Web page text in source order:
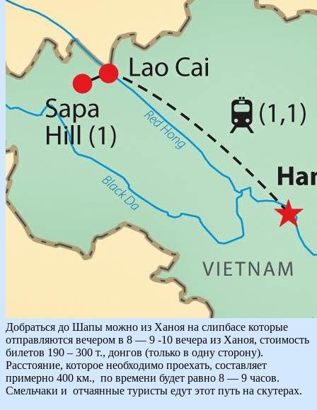
Добраться до Шапы можно из Ханоя на слипбасе которые
отправляются вечером в 8 — 9 -10 вечера из Ханоя, стоимость
билетов 190 – 300 т., донгов (только в одну сторону).
Расстояние, которое необходимо проехать, составляет
примерно 400 км., по времени будет равно 8 — 9 часов.
Смельчаки и отчаянные туристы едут этот путь на скутерах.